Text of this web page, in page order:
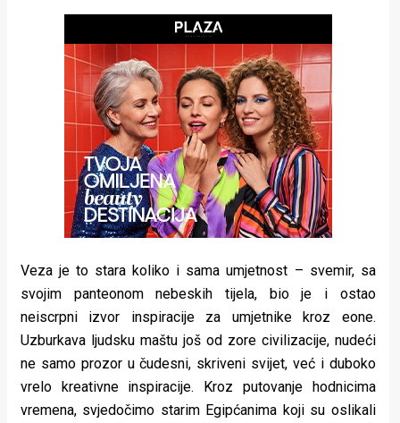
Veza je to stara koliko i sama umjetnost – svemir, sa
svojim panteonom nebeskih tijela, bio je i ostao
neiscrpni izvor inspiracije za umjetnike kroz eone.
Uzburkava ljudsku maštu još od zore civilizacije, nudeći
ne samo prozor u čudesni, skriveni svijet, već i duboko
vrelo kreativne inspiracije. Kroz putovanje hodnicima
vremena, svjedočimo starim Egipćanima koji su oslikali